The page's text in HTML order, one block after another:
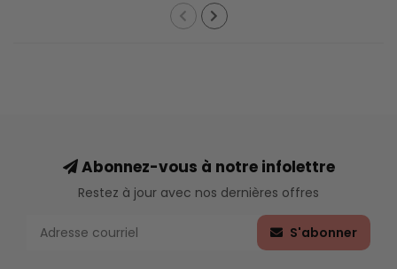
Abonnez-vous à notre infolettre
Restez à jour avec nos dernières offres
S'abonner